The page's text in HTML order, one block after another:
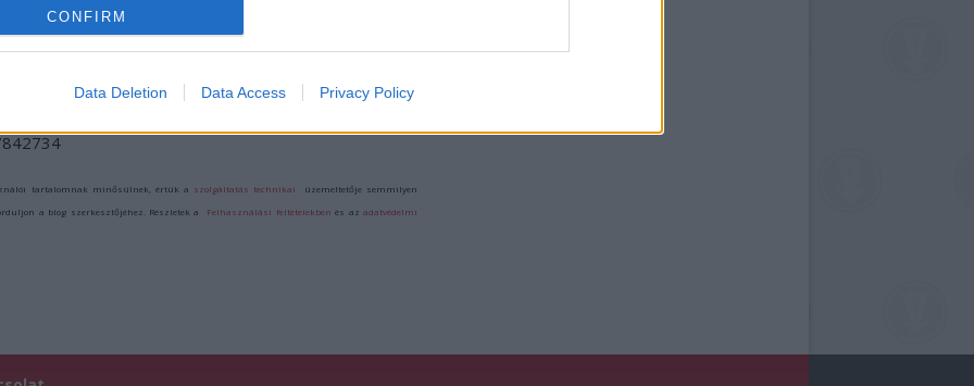
allow Google to enable storage related to functionality of the website
allow Google to enable storage related to personalization.
allow Google to enable storage related to security, including
CONFIRM
Data Deletion Data Access Privacy Policy
A MINDUNTALAN
KIÁLLÍTÁS
tartalomnak minősülnek, értük a szolgáltatás technikai üzemeltetője semmilyen
a blog szerkesztőjéhez. Részletek a Felhasználási feltételekben és azadatvédelmi